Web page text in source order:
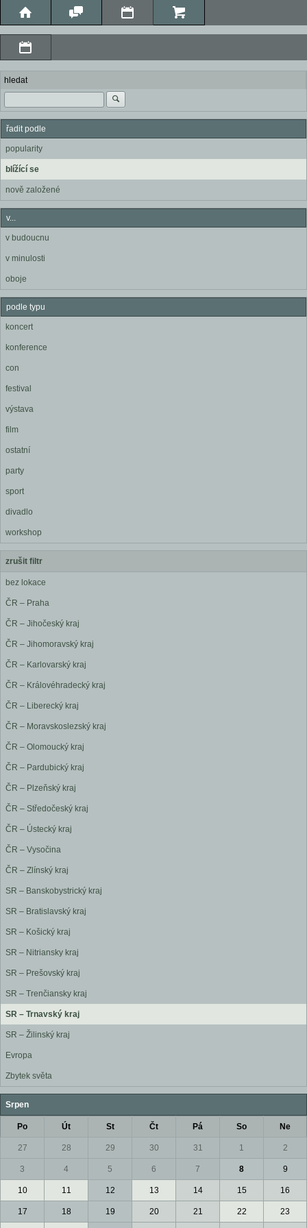
hledat
řadit podle
popularity
blížící se
nově založené
v...
v budoucnu
v minulosti
oboje
podle typu
koncert
konference
con
festival
výstava
film
ostatní
party
sport
divadlo
workshop
zrušit filtr
bez lokace
ČR – Praha
ČR – Jihočeský kraj
ČR – Jihomoravský kraj
ČR – Karlovarský kraj
ČR – Královéhradecký kraj
ČR – Liberecký kraj
ČR – Moravskoslezský kraj
ČR – Olomoucký kraj
ČR – Pardubický kraj
ČR – Plzeňský kraj
ČR – Středočeský kraj
ČR – Ústecký kraj
ČR – Vysočina
ČR – Zlínský kraj
SR – Banskobystrický kraj
SR – Bratislavský kraj
SR – Košický kraj
SR – Nitriansky kraj
SR – Prešovský kraj
SR – Trenčiansky kraj
SR – Trnavský kraj
SR – Žilinský kraj
Evropa
Zbytek světa
Srpen
Po Út St Čt Pá So Ne
27 28 29 30 31 1 2
3 4 5 6 7 8 9
10 11 12 13 14 15 16
17 18 19 20 21 22 23